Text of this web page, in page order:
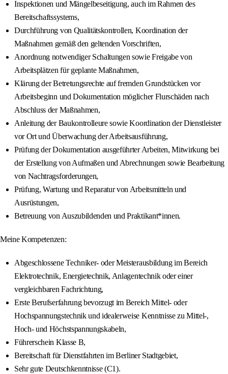
Inspektionen und Mängelbeseitigung, auch im Rahmen des
Bereitschaftssystems,
Durchführung von Qualitätskontrollen, Koordination der
Maßnahmen gemäß den geltenden Vorschriften,
Anordnung notwendiger Schaltungen sowie Freigabe von
Arbeitsplätzen für geplante Maßnahmen,
Klärung der Betretungsrechte auf fremden Grundstücken vor
Arbeitsbeginn und Dokumentation möglicher Flurschäden nach
Abschluss der Maßnahmen,
Anleitung der Baukontrolleure sowie Koordination der Dienstleister
vor Ort und Überwachung der Arbeitsausführung,
Prüfung der Dokumentation ausgeführter Arbeiten, Mitwirkung bei
der Erstellung von Aufmaßen und Abrechnungen sowie Bearbeitung
von Nachtragsforderungen,
Prüfung, Wartung und Reparatur von Arbeitsmitteln und
Ausrüstungen,
Betreuung von Auszubildenden und Praktikant*innen.
Meine Kompetenzen:
Abgeschlossene Techniker- oder Meisterausbildung im Bereich
Elektrotechnik, Energietechnik, Anlagentechnik oder einer
vergleichbaren Fachrichtung,
Erste Berufserfahrung bevorzugt im Bereich Mittel- oder
Hochspannungstechnik und idealerweise Kenntnisse zu Mittel-,
Hoch- und Höchstspannungskabeln,
Führerschein Klasse B,
Bereitschaft für Dienstfahrten im Berliner Stadtgebiet,
Sehr gute Deutschkenntnisse (C1).